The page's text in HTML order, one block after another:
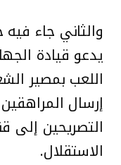
والثاني جاء
يدعو قيادة
اللعب بمصير
إرسال
التصريحين إلى
الاستقلال.